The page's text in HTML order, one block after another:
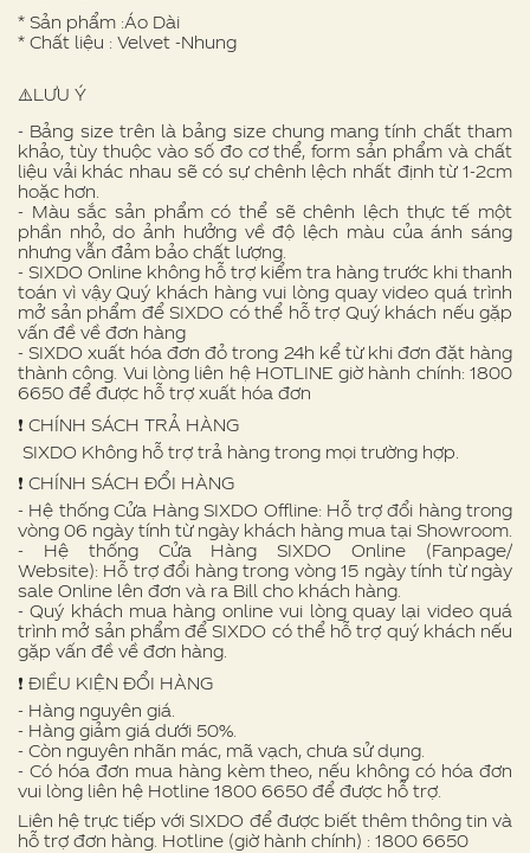
* Sản phẩm :Áo Dài
* Chất liệu : Velvet -Nhung
⚠️LƯU Ý
- Bảng size trên là bảng size chung mang tính chất tham
khảo, tùy thuộc vào số đo cơ thể, form sản phẩm và chất
liệu vải khác nhau sẽ có sự chênh lệch nhất định từ 1-2cm
hoặc hơn.
- Màu sắc sản phẩm có thể sẽ chênh lệch thực tế một
phần nhỏ, do ảnh hưởng về độ lệch màu của ánh sáng
nhưng vẫn đảm bảo chất lượng.
- SIXDO Online không hỗ trợ kiểm tra hàng trước khi thanh
toán vì vậy Quý khách hàng vui lòng quay video quá trình
mở sản phẩm để SIXDO có thể hỗ trợ Quý khách nếu gặp
vấn đề về đơn hàng
- SIXDO xuất hóa đơn đỏ trong 24h kể từ khi đơn đặt hàng
thành công. Vui lòng liên hệ HOTLINE giờ hành chính: 1800
6650 để được hỗ trợ xuất hóa đơn
❗️ CHÍNH SÁCH TRẢ HÀNG
SIXDO Không hỗ trợ trả hàng trong mọi trường hợp.
❗️ CHÍNH SÁCH ĐỔI HÀNG
- Hệ thống Cửa Hàng SIXDO Offline: Hỗ trợ đổi hàng trong
vòng 06 ngày tính từ ngày khách hàng mua tại Showroom.
- Hệ thống Cửa Hàng SIXDO Online (Fanpage/
Website): Hỗ trợ đổi hàng trong vòng 15 ngày tính từ ngày
sale Online lên đơn và ra Bill cho khách hàng.
- Quý khách mua hàng online vui lòng quay lại video quá
trình mở sản phẩm để SIXDO có thể hỗ trợ quý khách nếu
gặp vấn đề về đơn hàng.
❗ ️ĐIỀU KIỆN ĐỔI HÀNG
- Hàng nguyên giá.
- Hàng giảm giá dưới 50%.
- Còn nguyên nhãn mác, mã vạch, chưa sử dụng.
- Có hóa đơn mua hàng kèm theo, nếu không có hóa đơn
vui lòng liên hệ Hotline 1800 6650 để được hỗ trợ.
Liên hệ trực tiếp với SIXDO để được biết thêm thông tin và
hỗ trợ đơn hàng. Hotline (giờ hành chính) : 1800 6650